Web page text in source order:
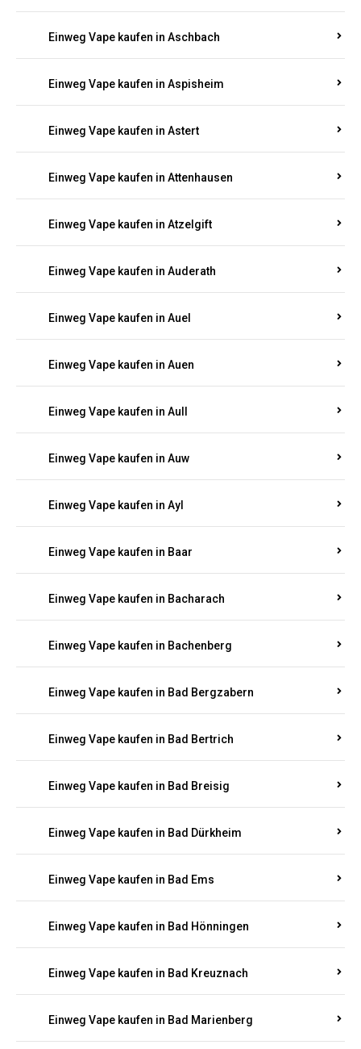
Einweg Vape kaufen in Aschbach
Einweg Vape kaufen in Aspisheim
Einweg Vape kaufen in Astert
Einweg Vape kaufen in Attenhausen
Einweg Vape kaufen in Atzelgift
Einweg Vape kaufen in Auderath
Einweg Vape kaufen in Auel
Einweg Vape kaufen in Auen
Einweg Vape kaufen in Aull
Einweg Vape kaufen in Auw
Einweg Vape kaufen in Ayl
Einweg Vape kaufen in Baar
Einweg Vape kaufen in Bacharach
Einweg Vape kaufen in Bachenberg
Einweg Vape kaufen in Bad Bergzabern
Einweg Vape kaufen in Bad Bertrich
Einweg Vape kaufen in Bad Breisig
Einweg Vape kaufen in Bad Dürkheim
Einweg Vape kaufen in Bad Ems
Einweg Vape kaufen in Bad Hönningen
Einweg Vape kaufen in Bad Kreuznach
Einweg Vape kaufen in Bad Marienberg